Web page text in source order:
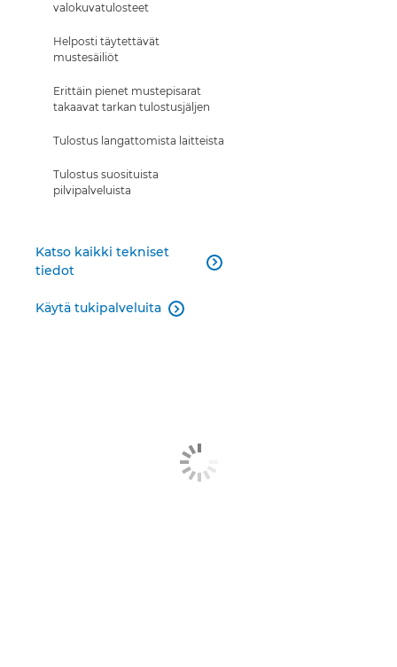
valokuvatulosteet
Helposti täytettävät
mustesäiliöt
Erittäin pienet mustepisarat
takaavat tarkan tulostusjäljen
Tulostus langattomista laitteista
Tulostus suosituista
pilvipalveluista
Katso kaikki tekniset
tiedot

Käytä tukipalveluita 